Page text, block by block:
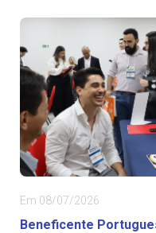
Em 08/07/2026
Beneficente